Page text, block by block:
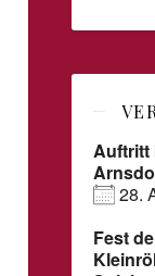
Auftritt
28.
Fest